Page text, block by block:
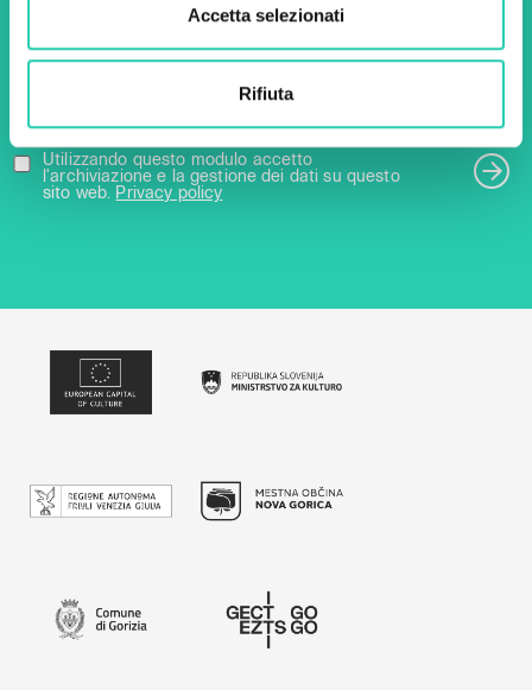
Accetta selezionati
Rifiuta
Utilizzando questo modulo accetto
l'archiviazione e la gestione dei dati su questo
sito web.
Privacy policy